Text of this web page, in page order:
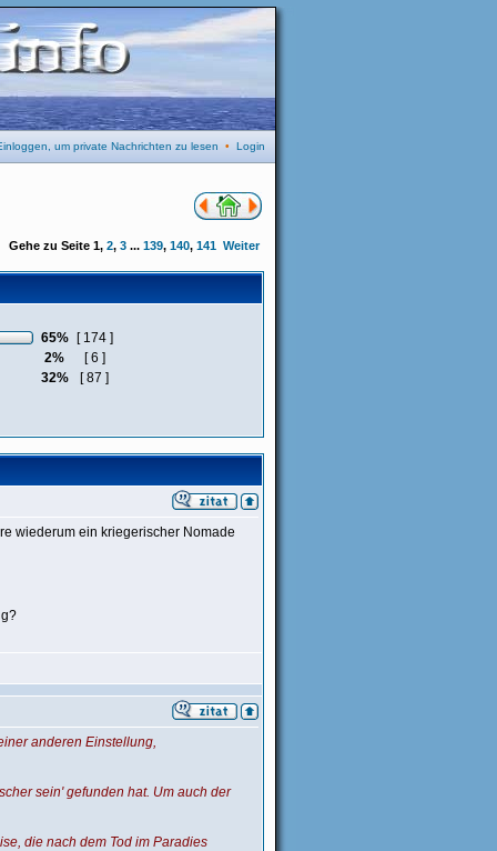
um private Nachrichten zu lesen • Login
Gehe zu Seite 1, 2, 3 ... 139, 140, 141 Weiter
65%
[ 174 ]
2%
[ 6 ]
32%
[ 87 ]
wiederum ein kriegerischer Nomade
anderen Einstellung,
sein' gefunden hat. Um auch der
die nach dem Tod im Paradies